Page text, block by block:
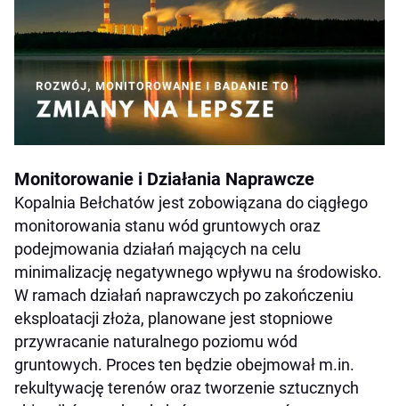
Monitorowanie i Działania Naprawcze
Kopalnia Bełchatów jest zobowiązana do ciągłego
monitorowania stanu wód gruntowych oraz
podejmowania działań mających na celu
minimalizację negatywnego wpływu na środowisko.
W ramach działań naprawczych po zakończeniu
eksploatacji złoża, planowane jest stopniowe
przywracanie naturalnego poziomu wód
gruntowych. Proces ten będzie obejmował m.in.
rekultywację terenów oraz tworzenie sztucznych